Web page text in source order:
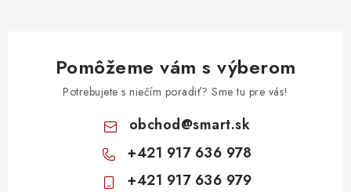
Pomôžeme vám s výberom
Potrebujete s niečím poradiť? Sme tu pre vás!
obchod@smart.sk
+421 917 636 978
+421 917 636 979